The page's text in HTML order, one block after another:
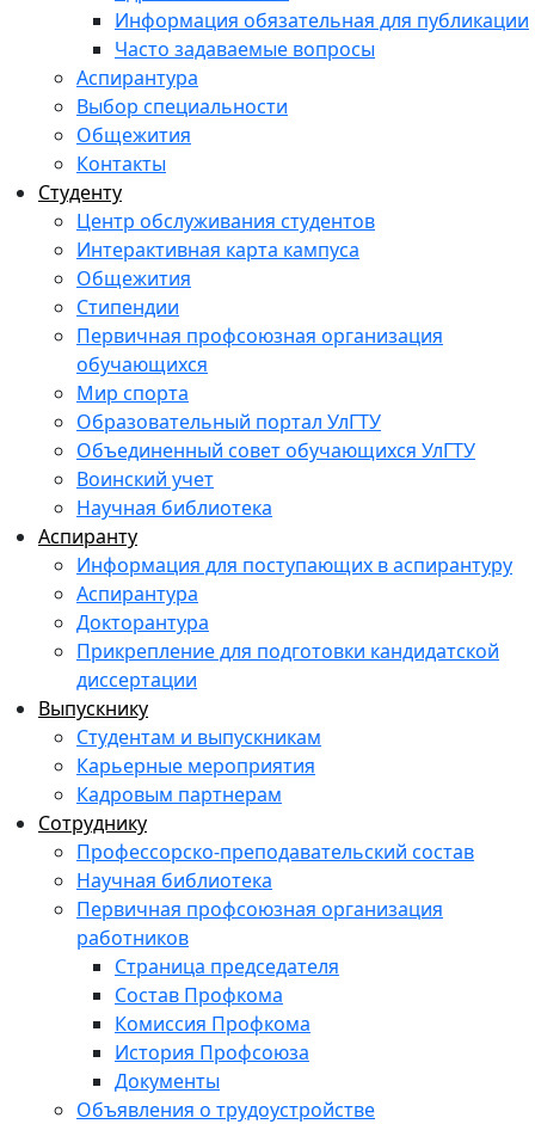
Информация обязательная для публикации
Часто задаваемые вопросы
Аспирантура
Выбор специальности
Общежития
Контакты
Студенту
Центр обслуживания студентов
Интерактивная карта кампуса
Общежития
Стипендии
Первичная профсоюзная организация
обучающихся
Мир спорта
Образовательный портал УлГТУ
Объединенный совет обучающихся УлГТУ
Воинский учет
Научная библиотека
Аспиранту
Информация для поступающих в аспирантуру
Аспирантура
Докторантура
Прикрепление для подготовки кандидатской
диссертации
Выпускнику
Студентам и выпускникам
Карьерные мероприятия
Кадровым партнерам
Сотруднику
Профессорско-преподавательский состав
Научная библиотека
Первичная профсоюзная организация
работников
Страница председателя
Состав Профкома
Комиссия Профкома
История Профсоюза
Документы
Объявления о трудоустройстве